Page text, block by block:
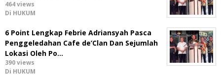
464 views
Di HUKUM
6 Point Lengkap Febrie Adriansyah Pasca
Penggeledahan Cafe de’Clan Dan Sejumlah
Lokasi Oleh Po…
390 views
Di HUKUM